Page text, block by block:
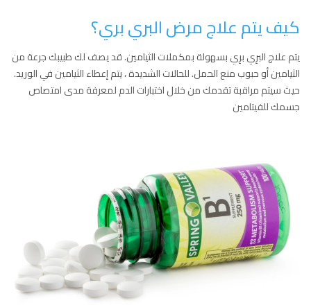
كيف يتم علاج مرض البري بري؟
يتم علاج البرِي برِي بسهولة بمكملات الثيامين. قد يصف لك طبيبك جرعة من
الثيامين أو حبوب منع الحمل. للحالات الشديدة ، يتم إعطاء الثيامين في الوريد.
حيث سيتم مراقبة تقدمك من خلال اختبارات الدم لمعرفة مدى امتصاص
جسمك للفيتامين